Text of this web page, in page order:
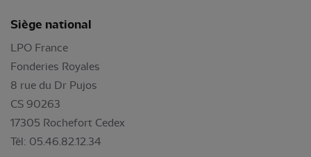
Siège national
LPO France
Fonderies Royales
8 rue du Dr Pujos
CS 90263
17305 Rochefort Cedex
Tél: 05.46.82.12.34